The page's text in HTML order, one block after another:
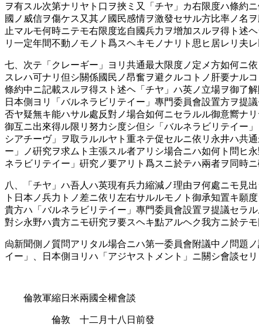
ヲ有スル次第ナリヤト口ヲ挾ミ又「チヤ」カ右限度ハ條約
國ノ威信ヲ傷ケス又其ノ國民感情ヲ激發セサル方比率ノ名
止マルモ何時ニテモ右限度迄自國兵力ヲ增加スルヲ得ト述
リ一定年間不動ノモノト爲スヘキモノナリト思ヒ居レリ夫
七、次テ「クレーギー」ヨリ共通最大限度ノ定メ方如何ニ
スレハ可ナリ但シ關係國民ノ昂奮ヲ避クルコトノ肝要ナル
條約中ニ記載スルヲ得スト述ヘ「チヤ」ハ英ノ立場ヲ御了
日本側ヨリ「バルネラビリテイー」專門委員會設置方ヲ提
否ヤ疑無キ能ハサル處反對ノ場合如何ニセラルル御意嚮ナ
御互ニ出來得ル限リ努力シ度シ但シ「バルネラビリテイー
シアチーヴ」ヲ取ラルルヤト重ネテ促セルニ依リ永井ハ共
ー」ノ硏究ヲ求ムト主張スル者アリシ場合ニハ如何ト問ヒ
ネラビリテイー」硏究ノ要アリト爲スニ於テハ兩者ヲ同時
八、「チヤ」ハ吾人ハ英現有兵力縮減ノ理由ヲ何處ニモ見
ト日本ノ兵力トノ差ニ依リ左右サルルモノト御承知置キ願
貴方ハ「バルネラビリテイー」專門委員會設置ヲ提議セラ
對シ永野ハ貴方ニモ硏究ヲ要スヘキ點アルヘク我方ニ於テ
尙新聞側ノ質問アリタル場合ニハ第一委員會附議中ノ問題
イー」、日本側ヨリハ「アジヤストメント」ニ關シ會談セ
倫敦軍縮日米兩國全權會談
倫敦 十二月十八日前發